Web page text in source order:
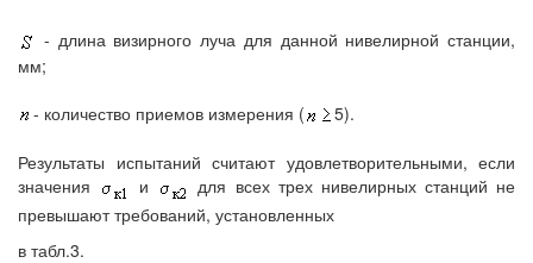
- длина визирного луча для данной нивелирной станции,
мм;
- количество приемов измерения (
5).
Результаты испытаний считают удовлетворительными, если
значения
и
для всех трех нивелирных станций не
превышают требований, установленных
в табл.3.